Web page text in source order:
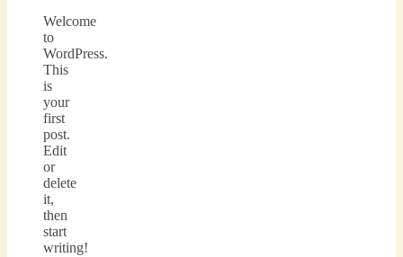
Welcome
to
WordPress.
This
is
your
first
post.
Edit
or
delete
it,
then
start
writing!